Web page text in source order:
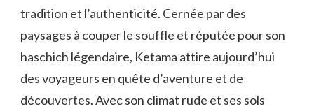
tradition et l’authenticité. Cernée par des
paysages à couper le souffle et réputée pour son
haschich légendaire, Ketama attire aujourd’hui
des voyageurs en quête d’aventure et de
découvertes. Avec son climat rude et ses sols